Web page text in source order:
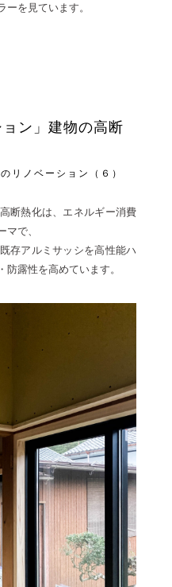
を見ています。
ョン」建物の高断
リノベーション（６）
断熱化は、エネルギー消費
で、
存アルミサッシを高性能ハ
露性を高めています。